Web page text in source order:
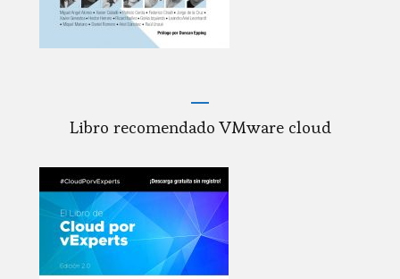
Libro recomendado VMware cloud